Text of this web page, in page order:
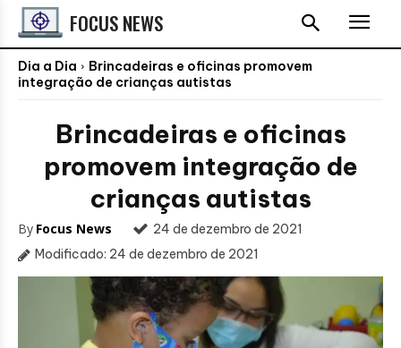
FOCUS NEWS
Dia a Dia
Brincadeiras e oficinas promovem
integração de crianças autistas
Brincadeiras e oficinas
promovem integração de
crianças autistas
By Focus News
24 de dezembro de 2021
Modificado: 24 de dezembro de 2021